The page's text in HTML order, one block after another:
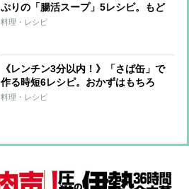
ぷりの「腸活スープ」5レシピ。もど
し汁もだしに活用！
料理・レシピ
《レンチン3分以内！》「さば缶」で
作る時短6レシピ。おかずはもちろ
ん、サンドもごはん系もおまかせ！
料理・レシピ